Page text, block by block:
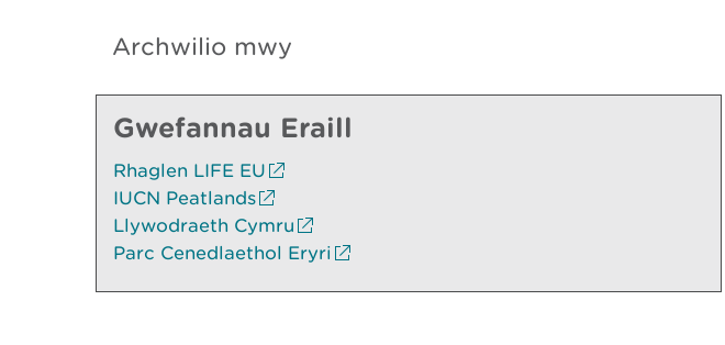
Archwilio mwy
Gwefannau Eraill
Rhaglen LIFE EU
IUCN Peatlands
Llywodraeth Cymru
Parc Cenedlaethol Eryri